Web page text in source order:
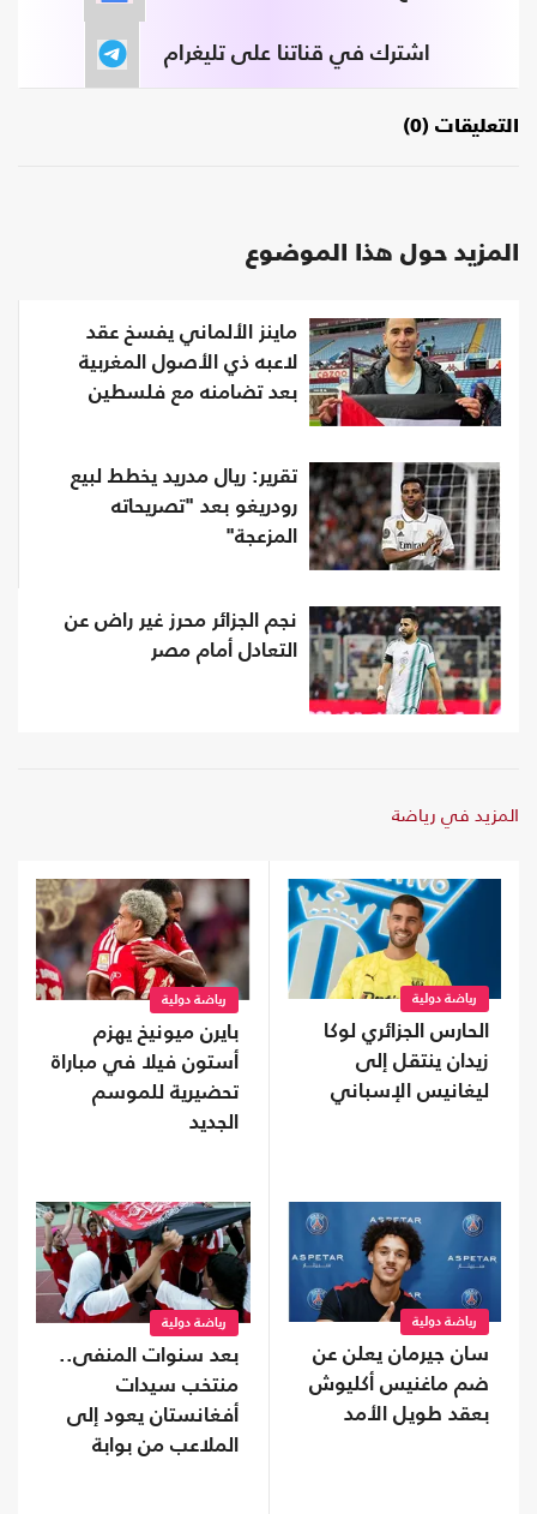
اشترك في قناتنا على تليغرام
التعليقات (0)
المزيد حول هذا الموضوع
ماينز الألماني يفسخ عقد
لاعبه ذي الأصول المغربية
بعد تضامنه مع فلسطين
تقرير: ريال مدريد يخطط لبيع
رودريغو بعد "تصريحاته
المزعجة"
نجم الجزائر محرز غير راض عن
التعادل أمام مصر
المزيد في رياضة
رياضة دولية
الحارس الجزائري لوكا
زيدان ينتقل إلى
ليغانيس الإسباني
رياضة دولية
بايرن ميونيخ يهزم
أستون فيلا في مباراة
تحضيرية للموسم
الجديد
رياضة دولية
سان جيرمان يعلن عن
ضم ماغنيس أكليوش
بعقد طويل الأمد
رياضة دولية
بعد سنوات المنفى..
منتخب سيدات
أفغانستان يعود إلى
الملاعب من بوابة